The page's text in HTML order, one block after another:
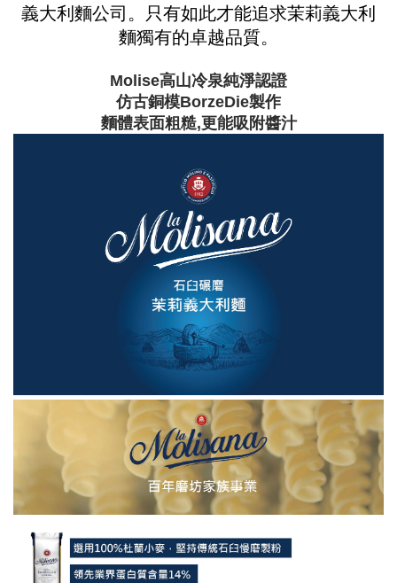
義大利麵公司。只有如此才能追求茉莉義大利
麵獨有的卓越品質。
Molise高山冷泉純淨認證
仿古銅模BorzeDie製作
麵體表面粗糙,更能吸附醬汁